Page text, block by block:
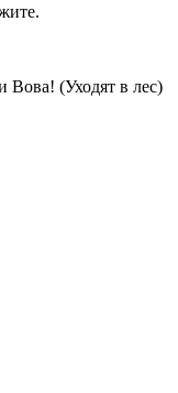
Вова! (Уходят в лес)